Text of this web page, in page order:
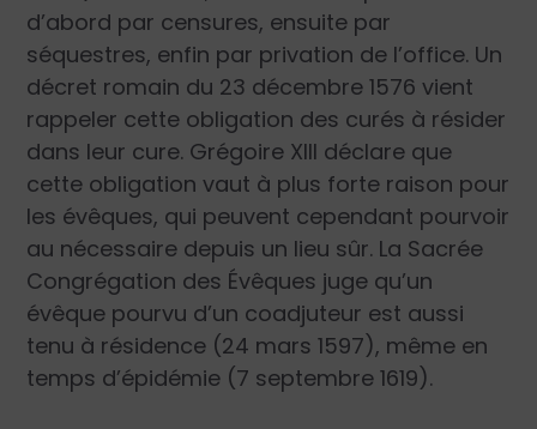
d’abord par censures, ensuite par
séquestres, enfin par privation de l’office. Un
décret romain du 23 décembre 1576 vient
rappeler cette obligation des curés à résider
dans leur cure. Grégoire XIII déclare que
cette obligation vaut à plus forte raison pour
les évêques, qui peuvent cependant pourvoir
au nécessaire depuis un lieu sûr. La Sacrée
Congrégation des Évêques juge qu’un
évêque pourvu d’un coadjuteur est aussi
tenu à résidence (24 mars 1597), même en
temps d’épidémie (7 septembre 1619).